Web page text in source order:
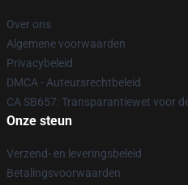
Over ons
Algemene voorwaarden
Privacybeleid
DMCA - Auteursrechtbeleid
CA SB657: Transparantiewet voor
Onze steun
Verzend- en leveringsbeleid
Betalingsvoorwaarden